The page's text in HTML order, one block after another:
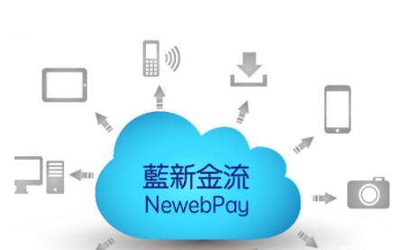
RUMOTAN 線上金流繳費：藍新科技付款流程